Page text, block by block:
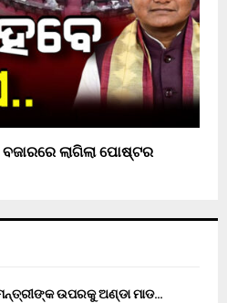
ଲାଗିଲା ପୋଷ୍ଟର
ଉପରକୁ ଅଣ୍ଡା ମାଡ…